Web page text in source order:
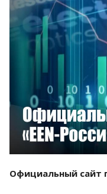
Официальный сайт